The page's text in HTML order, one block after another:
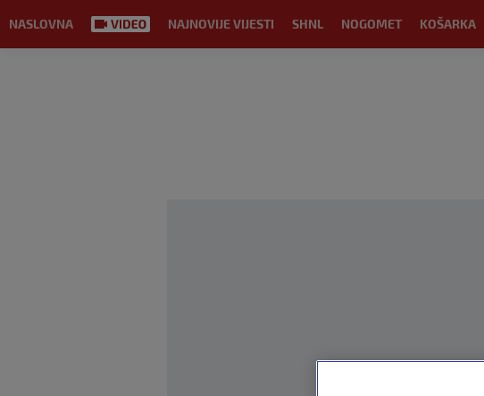
NASLOVNA NAJNOVIJE VIJESTI SHNL NOGOMET KOŠARKA